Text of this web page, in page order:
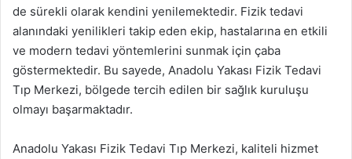
de sürekli olarak kendini yenilemektedir. Fizik tedavi
alanındaki yenilikleri takip eden ekip, hastalarına en etkili
ve modern tedavi yöntemlerini sunmak için çaba
göstermektedir. Bu sayede, Anadolu Yakası Fizik Tedavi
Tıp Merkezi, bölgede tercih edilen bir sağlık kuruluşu
olmayı başarmaktadır.
Anadolu Yakası Fizik Tedavi Tıp Merkezi, kaliteli hizmet